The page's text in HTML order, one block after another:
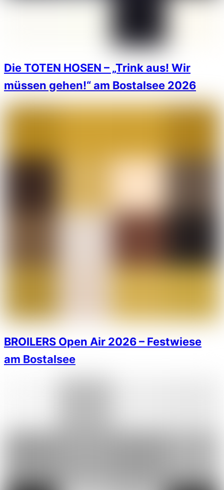
Die TOTEN HOSEN – „Trink aus! Wir
müssen gehen!“ am Bostalsee 2026
BROILERS Open Air 2026 – Festwiese
am Bostalsee